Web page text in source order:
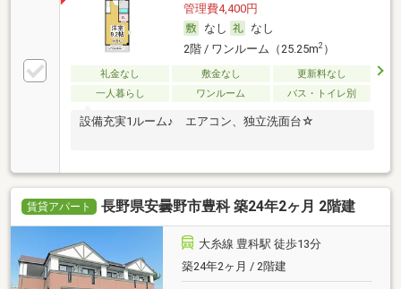
管理費4,400円
なし
なし
2階 / ワンルーム（25.25m2）
礼金なし 敷金なし
更新料なし
一人暮らし
ワンルーム バス・トイレ別
設備充実1ルーム♪ エアコン、独立洗面台☆
賃貸アパート 長野県安曇野市豊科 築24年2ヶ月 2階建
大糸線 豊科駅 徒歩13分
築24年2ヶ月 / 2階建